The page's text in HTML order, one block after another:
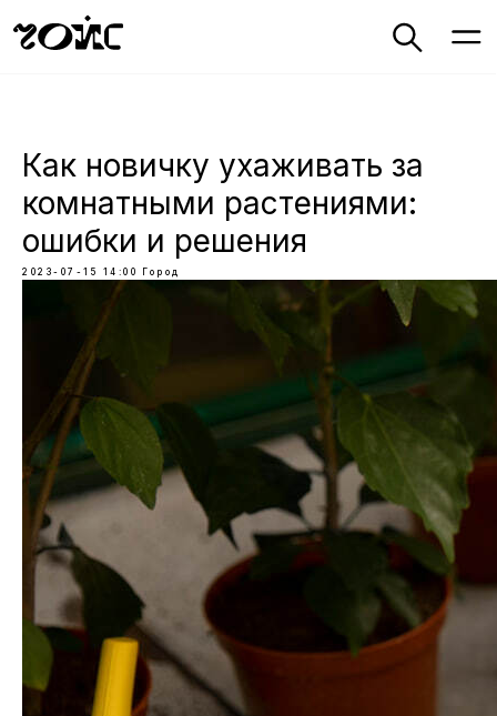
Как новичку ухаживать за
комнатными растениями:
ошибки и решения
2023-07-15 14:00 Город